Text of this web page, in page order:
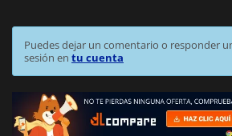
Puedes dejar un comentario o responder
sesión en tu cuenta